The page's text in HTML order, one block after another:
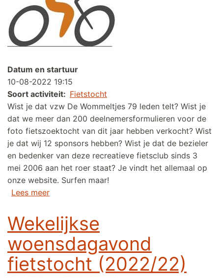
Datum en startuur
10-08-2022 19:15
Soort activiteit
Fietstocht
Wist je dat vzw De Wommeltjes 79 leden telt? Wist je
dat we meer dan 200 deelnemersformulieren voor de
foto fietszoektocht van dit jaar hebben verkocht? Wist
je dat wij 12 sponsors hebben? Wist je dat de bezieler
en bedenker van deze recreatieve fietsclub sinds 3
mei 2006 aan het roer staat? Je vindt het allemaal op
onze website. Surfen maar!
Lees meerover Wekelijkse woensdagavond fietstocht
Wekelijkse
woensdagavond
fietstocht (2022/22)